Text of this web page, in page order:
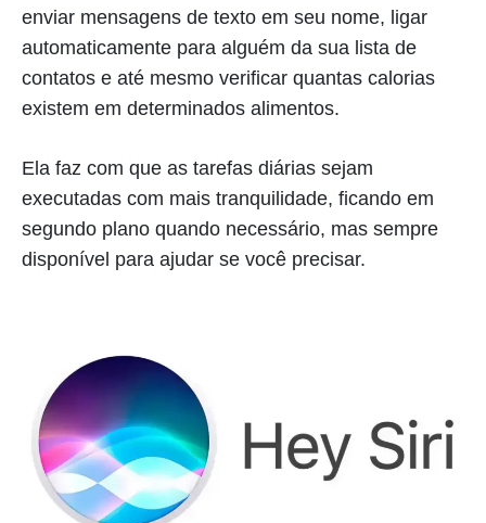
enviar mensagens de texto em seu nome, ligar
automaticamente para alguém da sua lista de
contatos e até mesmo verificar quantas calorias
existem em determinados alimentos.
Ela faz com que as tarefas diárias sejam
executadas com mais tranquilidade, ficando em
segundo plano quando necessário, mas sempre
disponível para ajudar se você precisar.